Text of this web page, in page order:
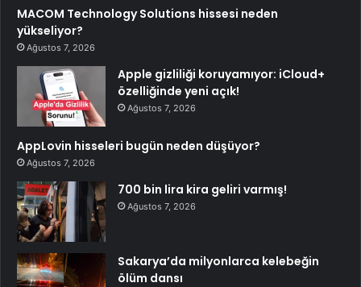
MACOM Technology Solutions hissesi neden
yükseliyor?
Ağustos 7, 2026
Apple gizliliği koruyamıyor: iCloud+
özelliğinde yeni açık!
Ağustos 7, 2026
AppLovin hisseleri bugün neden düşüyor?
Ağustos 7, 2026
700 bin lira kira geliri varmış!
Ağustos 7, 2026
Sakarya’da milyonlarca kelebeğin
ölüm dansı